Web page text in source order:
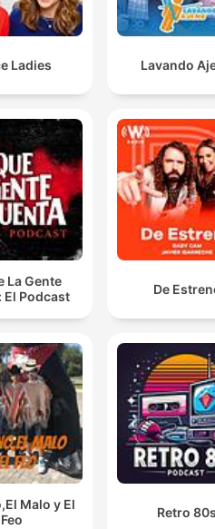
Ladies Lavando
La Gente
El Podcast
De
Malo y El
Feo
Retro